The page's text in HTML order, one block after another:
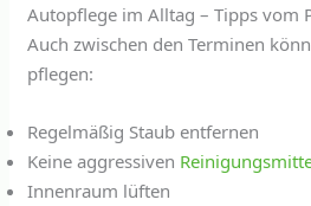
Autopflege im Alltag – Tipps vom
Auch zwischen den Terminen
pflegen:
Regelmäßig Staub entfernen
Keine aggressiven
Innenraum lüften